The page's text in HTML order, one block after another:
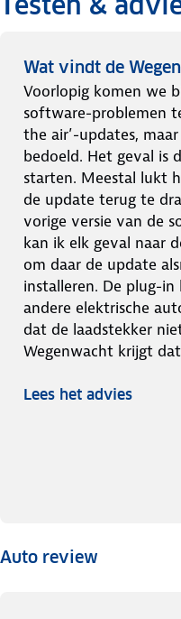
Wat vindt de
Voorlopig komen we
software-problemen
the air’-updates,
bedoeld. Het geval is
starten. Meestal lukt
de update terug te
vorige versie van de
kan ik elk geval naar
om daar de update
installeren. De plug-
andere elektrische
dat de laadstekker
Wegenwacht krijgt
Lees het advies
Auto review